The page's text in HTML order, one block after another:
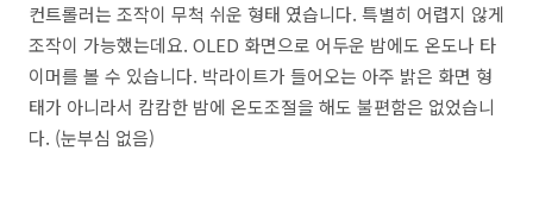
컨트롤러는 조작이 무척 쉬운 형태 였습니다. 특별히 어렵지 않게
조작이 가능했는데요. OLED 화면으로 어두운 밤에도 온도나 타
이머를 볼 수 있습니다. 박라이트가 들어오는 아주 밝은 화면 형
태가 아니라서 캄캄한 밤에 온도조절을 해도 불편함은 없었습니
다. (눈부심 없음)